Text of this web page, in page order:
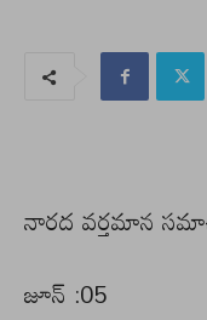
నారద వర్తమాన
జూన్ :05